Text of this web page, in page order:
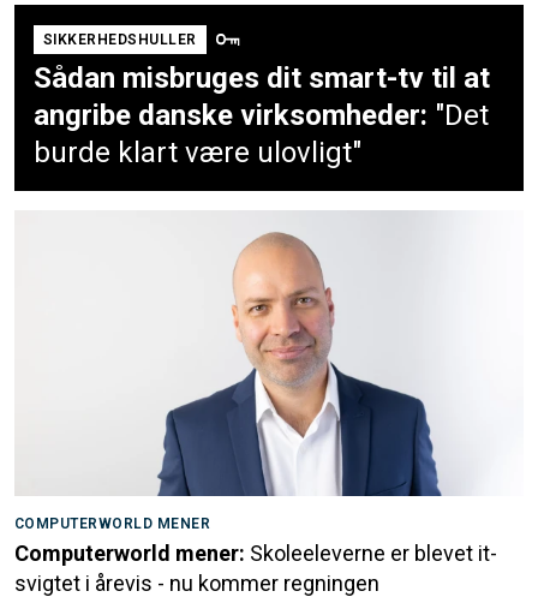
SIKKERHEDSHULLER
Sådan misbruges dit smart-tv til at
angribe danske virksomheder: "Det
burde klart være ulovligt"
COMPUTERWORLD MENER
Computerworld mener: Skoleeleverne er blevet it-
svigtet i årevis - nu kommer regningen